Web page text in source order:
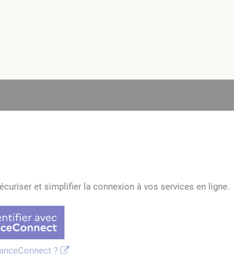
et simplifier la connexion à vos services en ligne.
?